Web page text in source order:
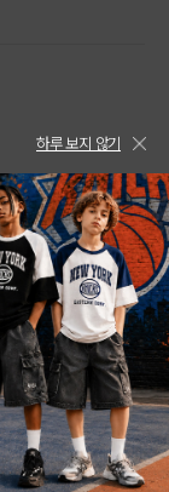
하루 보지 않기